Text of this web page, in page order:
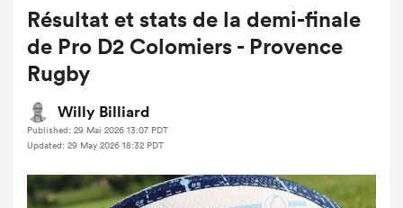
Résultat et stats de la demi-finale
de Pro D2 Colomiers - Provence
Rugby
Willy Billiard
Published: 29 Mai 2026 13:07 PDT
Updated: 29 May 2026 18:32 PDT